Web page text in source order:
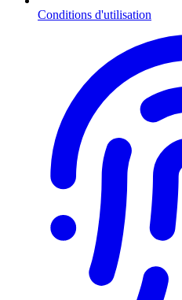
Conditions d'utilisation